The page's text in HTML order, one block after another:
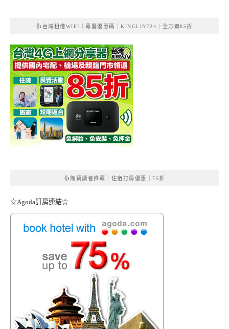
👍台灣租借WIFI｜專屬優惠碼｜KINGLIN724｜全方案85折
👍熊寶讀者推薦｜住宿訂房優惠｜75折
☆Agoda訂房連結☆